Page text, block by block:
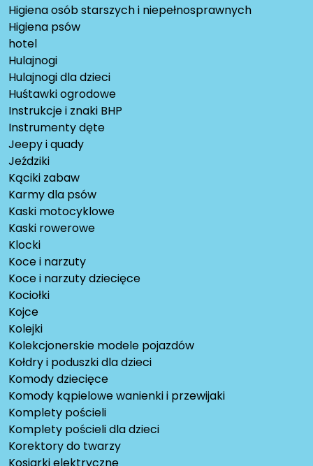
Higiena osób starszych i niepełnosprawnych
Higiena psów
hotel
Hulajnogi
Hulajnogi dla dzieci
Huśtawki ogrodowe
Instrukcje i znaki BHP
Instrumenty dęte
Jeepy i quady
Jeździki
Kąciki zabaw
Karmy dla psów
Kaski motocyklowe
Kaski rowerowe
Klocki
Koce i narzuty
Koce i narzuty dziecięce
Kociołki
Kojce
Kolejki
Kolekcjonerskie modele pojazdów
Kołdry i poduszki dla dzieci
Komody dziecięce
Komody kąpielowe wanienki i przewijaki
Komplety pościeli
Komplety pościeli dla dzieci
Korektory do twarzy